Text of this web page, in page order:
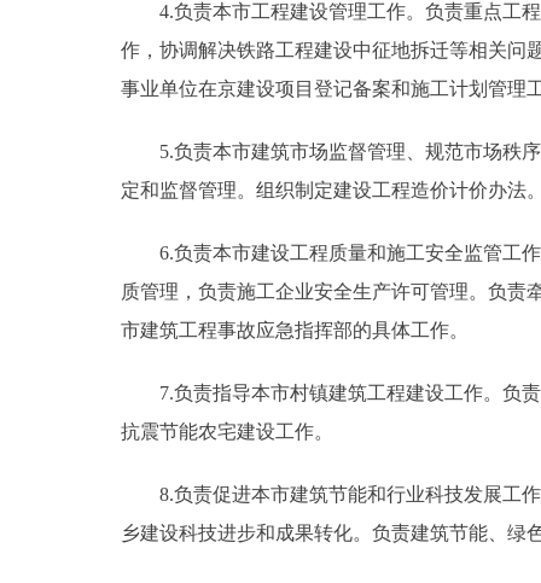
4.负责本市工程建设管理工作。负责重点工程
作，协调解决铁路工程建设中征地拆迁等相关问
事业单位在京建设项目登记备案和施工计划管理
5.负责本市建筑市场监督管理、规范市场秩序
定和监督管理。组织制定建设工程造价计价办法
6.负责本市建设工程质量和施工安全监管工作
质管理，负责施工企业安全生产许可管理。负
市建筑工程事故应急指挥部的具体工作。
7.负责指导本市村镇建筑工程建设工作。负责
抗震节能农宅建设工作。
8.负责促进本市建筑节能和行业科技发展工作
乡建设科技进步和成果转化。负责建筑节能、绿